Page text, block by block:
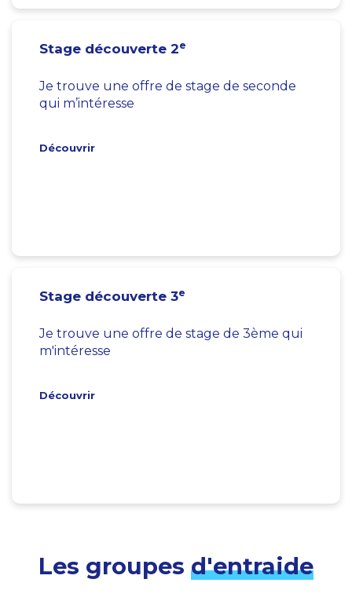
Stage découverte 2e
Je trouve une offre de stage de seconde
qui m’intéresse
Découvrir
Stage découverte 3e
Je trouve une offre de stage de 3ème qui
m'intéresse
Découvrir
Les groupes d'entraide